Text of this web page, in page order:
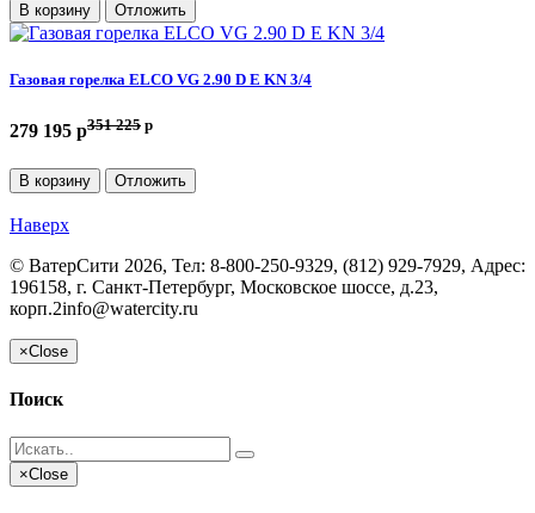
В корзину Отложить
Газовая горелка ELCO VG 2.90 D E KN 3/4
279 195 p351 225 p
В корзину Отложить
Наверх
© ВатерСити 2026, Тел: 8-800-250-9329, (812) 929-7929, Адрес:
196158, г. Санкт-Петербург, Московское шоссе, д.23,
корп.2info@watercity.ru
×Close
Поиск
×Close